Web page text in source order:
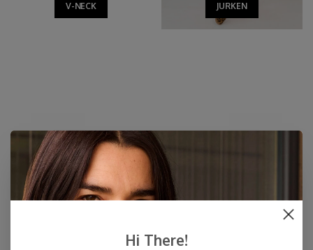
V-NECK JURKEN
BESTSELLERS
Hi There!